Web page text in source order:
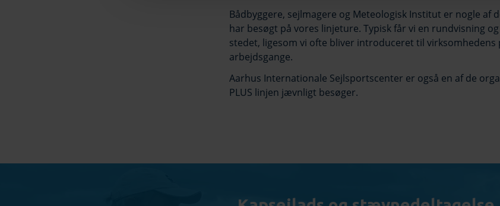
Bådbyggere, sejlmagere og Meteologisk Institut er nogle af
har besøgt på vores linjeture. Typisk får vi en rundvisning
stedet, ligesom vi ofte bliver introduceret til virksomhedens
arbejdsgange.
Aarhus Internationale Sejlsportscenter er også en af de
PLUS linjen jævnligt besøger.